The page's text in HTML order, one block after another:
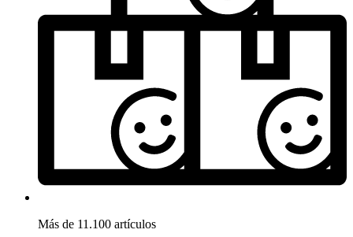
Más de 11.100 artículos